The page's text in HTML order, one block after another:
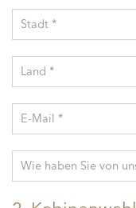
Stadt *
Land *
E-Mail *
Wie haben Sie von